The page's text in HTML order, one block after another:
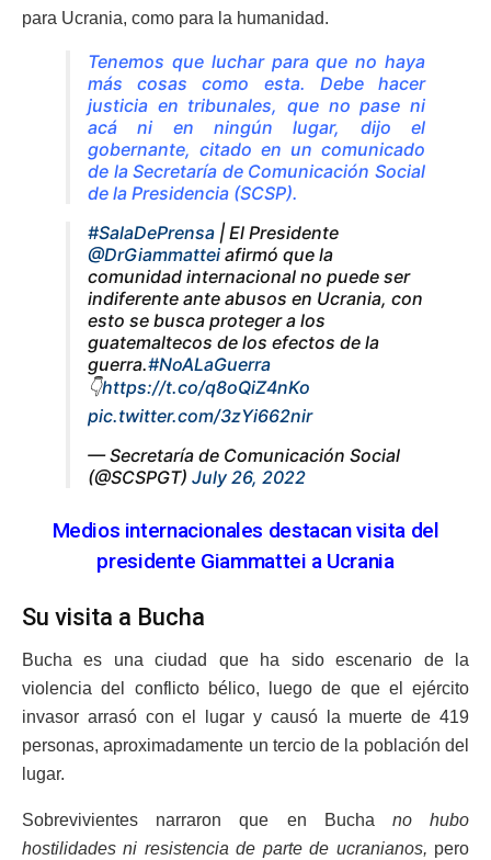
para Ucrania, como para la humanidad.
Tenemos que luchar para que no haya
más cosas como esta. Debe hacer
justicia en tribunales, que no pase ni
acá ni en ningún lugar,
dijo el
gobernante, citado en un comunicado
de la Secretaría de Comunicación Social
de la Presidencia (SCSP).
#SalaDePrensa | El Presidente
@DrGiammattei afirmó que la
comunidad internacional no puede ser
indiferente ante abusos en Ucrania, con
esto se busca proteger a los
guatemaltecos de los efectos de la
guerra.#NoALaGuerra
👇https://t.co/q8oQiZ4nKo
pic.twitter.com/3zYi662nir
— Secretaría de Comunicación Social
(@SCSPGT) July 26, 2022
Medios internacionales destacan visita del
presidente Giammattei a Ucrania
Su visita a Bucha
Bucha es una ciudad que ha sido escenario de la
violencia del conflicto bélico, luego de que el ejército
invasor arrasó con el lugar y causó la muerte de 419
personas, aproximadamente un tercio de la población del
lugar.
Sobrevivientes narraron que en Bucha no hubo
hostilidades ni resistencia de parte de ucranianos, pero